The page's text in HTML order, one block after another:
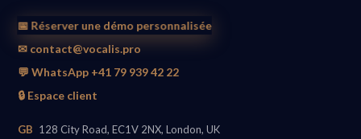
📅 Réserver une démo personnalisée
✉ contact@vocalis.pro
💬 WhatsApp +41 79 939 42 22
🔒 Espace client
GB 128 City Road, EC1V 2NX, London, UK